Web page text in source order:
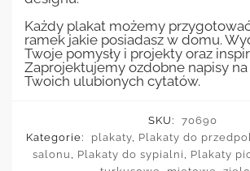
Każdy plakat możemy
ramek jakie posiadasz w domu.
Twoje pomysły i projekty oraz
Zaprojektujemy ozdobne napisy
Twoich ulubionych cytatów.
SKU:
70690
Kategorie:
plakaty Plakaty do
salonu
Plakaty do sypialni Plakaty